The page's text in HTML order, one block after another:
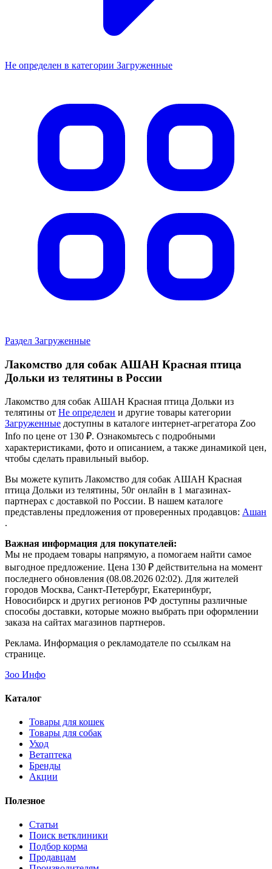
Не определен в категории Загруженные
Раздел Загруженные
Лакомство для собак АШАН Красная птица
Дольки из телятины в России
Лакомство для собак АШАН Красная птица Дольки из
телятины от Не определен и другие товары категории
Загруженные доступны в каталоге интернет-агрегатора Zoo
Info по цене от 130 ₽. Ознакомьтесь с подробными
характеристиками, фото и описанием, а также динамикой цен,
чтобы сделать правильный выбор.
Вы можете купить Лакомство для собак АШАН Красная
птица Дольки из телятины, 50г онлайн в 1 магазинах-
партнерах с доставкой по России. В нашем каталоге
представлены предложения от проверенных продавцов: Ашан
.
Важная информация для покупателей:
Мы не продаем товары напрямую, а помогаем найти самое
выгодное предложение. Цена 130 ₽ действительна на момент
последнего обновления (08.08.2026 02:02). Для жителей
городов Москва, Санкт-Петербург, Екатеринбург,
Новосибирск и других регионов РФ доступны различные
способы доставки, которые можно выбрать при оформлении
заказа на сайтах магазинов партнеров.
Реклама. Информация о рекламодателе по ссылкам на
странице.
Зоо Инфо
Каталог
Товары для кошек
Товары для собак
Уход
Ветаптека
Бренды
Акции
Полезное
Статьи
Поиск ветклиники
Подбор корма
Продавцам